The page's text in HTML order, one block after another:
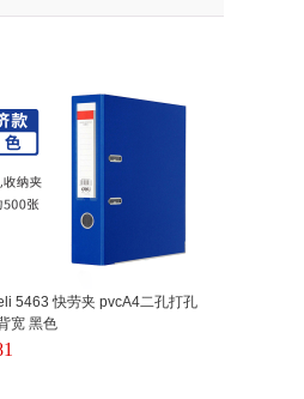
5463 快劳夹 pvcA4二孔打孔
宽 黑色